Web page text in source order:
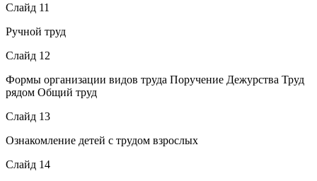
Слайд 11
Ручной труд
Слайд 12
Формы организации видов труда Поручение Дежурства Труд
рядом Общий труд
Слайд 13
Ознакомление детей с трудом взрослых
Слайд 14